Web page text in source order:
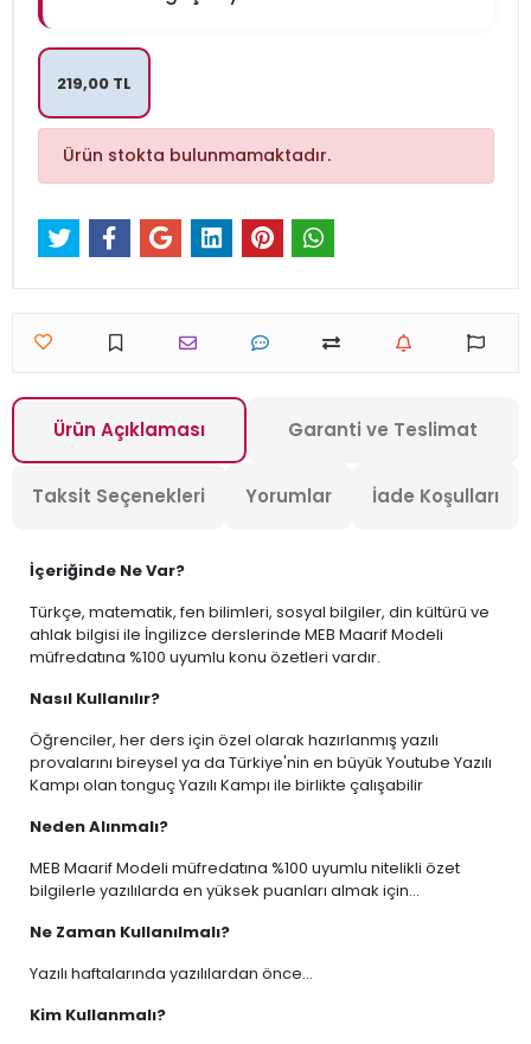
219,00 TL
Ürün stokta bulunmamaktadır.
Ürün Açıklaması Garanti ve Teslimat
Taksit Seçenekleri Yorumlar İade Koşulları
İçeriğinde Ne Var?
Türkçe, matematik, fen bilimleri, sosyal bilgiler, din kültürü ve
ahlak bilgisi ile İngilizce derslerinde MEB Maarif Modeli
müfredatına %100 uyumlu konu özetleri vardır.
Nasıl Kullanılır?
Öğrenciler, her ders için özel olarak hazırlanmış yazılı
provalarını bireysel ya da Türkiye'nin en büyük Youtube Yazılı
Kampı olan tonguç Yazılı Kampı ile birlikte çalışabilir
Neden Alınmalı?
MEB Maarif Modeli müfredatına %100 uyumlu nitelikli özet
bilgilerle yazılılarda en yüksek puanları almak için...
Ne Zaman Kullanılmalı?
Yazılı haftalarında yazılılardan önce...
Kim Kullanmalı?